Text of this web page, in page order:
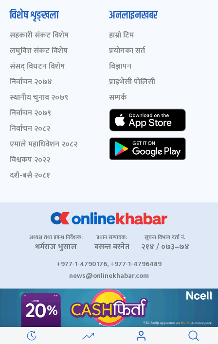
विशेष शृङ्खला
सहकारी संकट विशेष
लघुवित्त संकट विशेष
संसद् विघटन विशेष
निर्वाचन २०७४
स्थानीय चुनाव २०७९
निर्वाचन २०७९
निर्वाचन २०८२
एमाले महाधिवेशन २०८२
विश्वकप २०२२
दशैं-बसैं २०८१
अनलाइनखबर
हाम्रो टिम
प्रयोगका सर्त
विज्ञापन
प्राइभेसी पोलिसी
सम्पर्क
अध्यक्ष तथा प्रबन्ध निर्देशक:
धर्मराज भुसाल
प्रधान सम्पादक:
बसन्त बस्नेत
सूचना विभाग दर्ता नं.
२१४ / ०७३–७४
+977-1-4790176, +977-1-4796489
news@onlinekhabar.com
© २००६-२०२६ Onlinekhabar.com सर्वाधिकार सुरक्षित